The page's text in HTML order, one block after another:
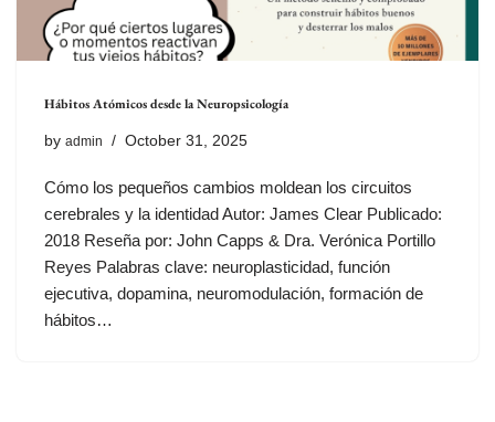
Hábitos Atómicos desde la Neuropsicología
by admin October 31, 2025
Cómo los pequeños cambios moldean los circuitos
cerebrales y la identidad Autor: James Clear Publicado:
2018 Reseña por: John Capps & Dra. Verónica Portillo
Reyes Palabras clave: neuroplasticidad, función
ejecutiva, dopamina, neuromodulación, formación de
hábitos…